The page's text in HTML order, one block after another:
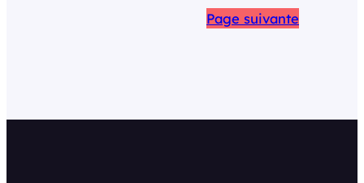
Page suivante